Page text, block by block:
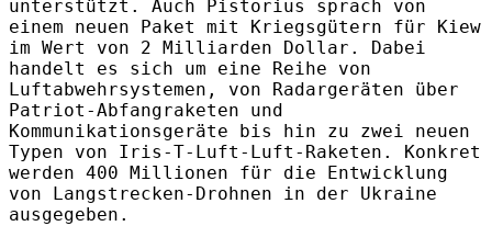
unterstützt. Auch Pistorius sprach von
einem neuen Paket mit Kriegsgütern für Kiew
im Wert von 2 Milliarden Dollar. Dabei
handelt es sich um eine Reihe von
Luftabwehrsystemen, von Radargeräten über
Patriot-Abfangraketen und
Kommunikationsgeräte bis hin zu zwei neuen
Typen von Iris-T-Luft-Luft-Raketen. Konkret
werden 400 Millionen für die Entwicklung
von Langstrecken-Drohnen in der Ukraine
ausgegeben.